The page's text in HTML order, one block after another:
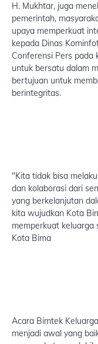
H. Mukhtar, juga
pemerintah,
upaya memperkuat
kepada Dinas
Conferensi Pers pada
untuk bersatu dalam
bertujuan untuk
berintegritas.
"Kita tidak bisa
dan kolaborasi dari
yang berkelanjutan
kita wujudkan Kota
memperkuat keluarga
Kota Bima
Acara Bimtek
menjadi awal yang